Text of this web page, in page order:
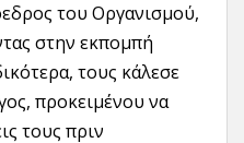
του Οργανισμού,
στην εκπομπή
τους κάλεσε
προκειμένου να
τους πριν